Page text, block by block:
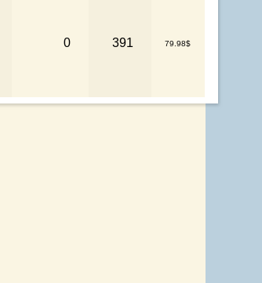
0 391 79.98$